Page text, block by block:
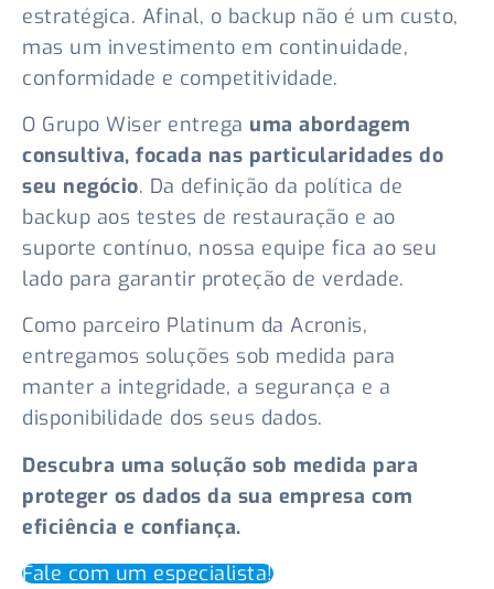
estratégica. Afinal, o backup não é um custo,
mas um investimento em continuidade,
conformidade e competitividade.
O Grupo Wiser entrega uma abordagem
consultiva, focada nas particularidades do
seu negócio. Da definição da política de
backup aos testes de restauração e ao
suporte contínuo, nossa equipe fica ao seu
lado para garantir proteção de verdade.
Como parceiro Platinum da Acronis,
entregamos soluções sob medida para
manter a integridade, a segurança e a
disponibilidade dos seus dados.
Descubra uma solução sob medida para
proteger os dados da sua empresa com
eficiência e confiança.
Fale com um especialista!